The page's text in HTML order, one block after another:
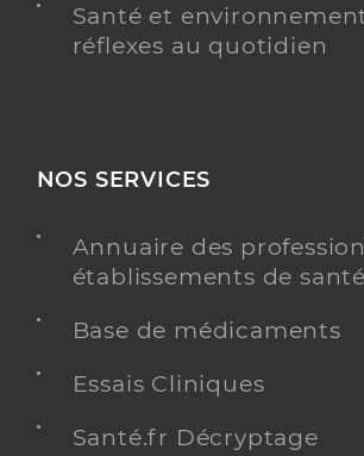
Santé et
réflexes au quotidien
NOS SERVICES
Annuaire des
établissements de santé
Base de médicaments
Essais Cliniques
Santé.fr Décryptage